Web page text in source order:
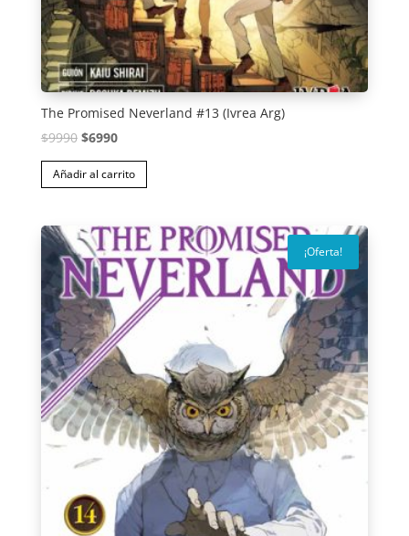
The Promised Neverland #13 (Ivrea Arg)
$9990 El
precio
original
$9990.
$6990El
precio
actual
$6990.
Añadir al carrito
¡Oferta!